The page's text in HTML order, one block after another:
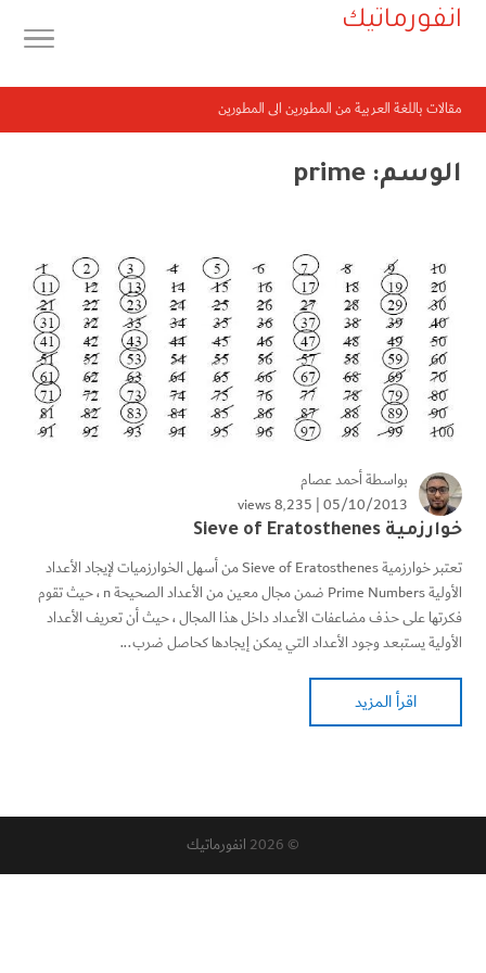
انفورماتيك
مقالات باللغة العربية من المطورين الى المطورين
الوسم: prime
بواسطةأحمد عصام
05/10/2013 | 8٬235 views
خوارزمية Sieve of Eratosthenes
تعتبر خوارزمية Sieve of Eratosthenes من أسهل الخوارزميات لإيجاد الأعداد
الأولية Prime Numbers ضمن مجال معين من الأعداد الصحيحة n ، حيث تقوم
فكرتها على حذف مضاعفات الأعداد داخل هذا المجال ، حيث أن تعريف الأعداد
الأولية يستبعد وجود الأعداد التي يمكن إيجادها كحاصل ضرب...
اقرأ المزيد
© 2026 انفورماتيك